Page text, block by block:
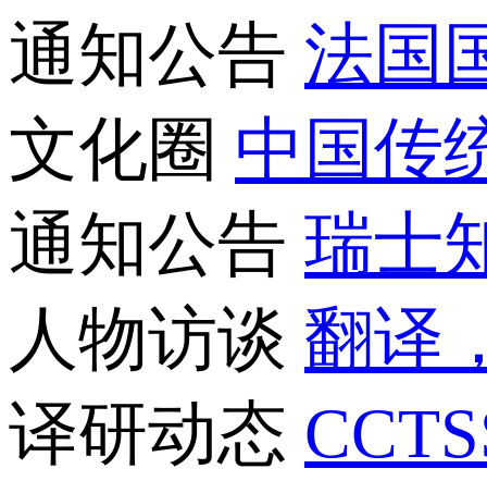
通知公告 法国
文化圈 中国传
通知公告 瑞士
人物访谈 翻译
译研动态